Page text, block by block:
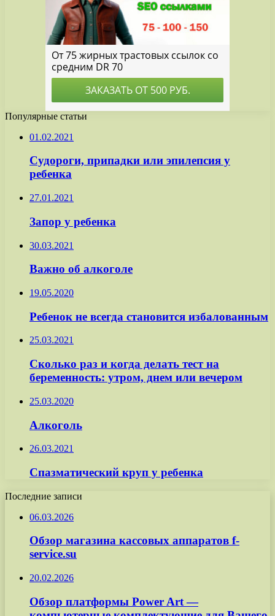
Популярные статьи
01.02.2021
Судороги, припадки или эпилепсия у
ребенка
27.01.2021
Запор у ребенка
30.03.2021
Важно об алкоголе
19.05.2020
Ребенок не всегда становится избалованным
25.03.2021
Сколько раз и когда делать тест на
беременность: утром, днем или вечером
25.03.2020
Алкоголь
26.03.2021
Спазматический круп у ребенка
Последние записи
06.03.2026
Обзор магазина кассовых аппаратов f-
service.su
20.02.2026
Обзор платформы Power Art —